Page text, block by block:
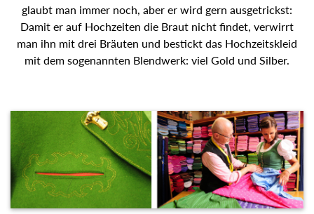
glaubt man immer noch, aber er wird gern ausgetrickst:
Damit er auf Hochzeiten die Braut nicht findet, verwirrt man
ihn mit drei Bräuten und bestickt das Hochzeitskleid mit
dem sogenannten Blendwerk: viel Gold und Silber.